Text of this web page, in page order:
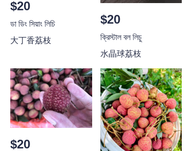
$20
ডা ডিং সিয়াং লিচি
大丁香荔枝
$20
ক্রিস্টাল বল লিচু
水晶球荔枝
$20